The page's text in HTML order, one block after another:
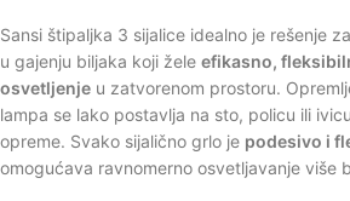
Sansi štipaljka 3 sijalice idealno je rešenje
u gajenju biljaka koji žele efikasno,
osvetljenje u zatvorenom prostoru.
lampa se lako postavlja na sto, policu ili
opreme. Svako sijalično grlo je podesivo i
omogućava ravnomerno osvetljavanje više